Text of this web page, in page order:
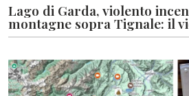
Lago di Garda, violento
montagne sopra Tignale: il